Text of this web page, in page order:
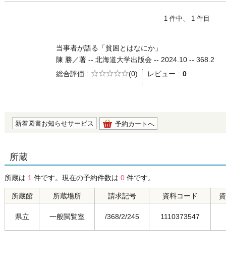
1 件中、 1 件目
当事者が語る「貧困とはなにか」
陳 勝／著 -- 北海道大学出版会 -- 2024.10 -- 368.2
総合評価
5段階評価
(0) レビュー 0
新着図書お知らせサービス 予約カートへ
所蔵
所蔵は 1 件です。現在の予約件数は 0 件です。
所蔵館 所蔵場所 請求記号 資料コード
県立 一般閲覧室 /368/2/245 1110373547